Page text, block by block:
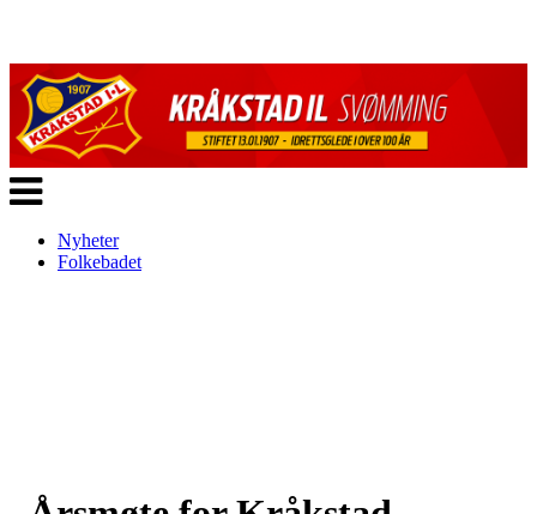
Veksle
navigasjon
Nyheter
Folkebadet